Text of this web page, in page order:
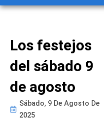
Los festejos
del sábado 9
de agosto
Sábado, 9 De Agosto De
2025